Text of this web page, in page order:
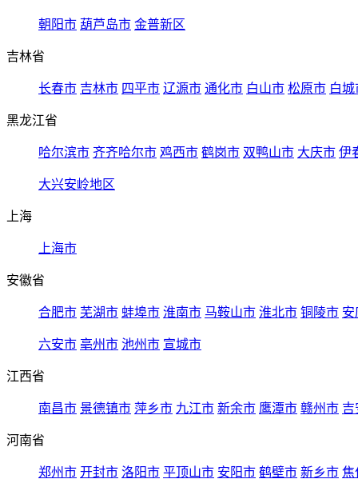
朝阳市 葫芦岛市 金普新区
吉林省
长春市 吉林市 四平市 辽源市 通化市 白山市 松原市 白城
黑龙江省
哈尔滨市 齐齐哈尔市 鸡西市 鹤岗市 双鸭山市 大庆市 伊
大兴安岭地区
上海
上海市
安徽省
合肥市 芜湖市 蚌埠市 淮南市 马鞍山市 淮北市 铜陵市 安
六安市 亳州市 池州市 宣城市
江西省
南昌市 景德镇市 萍乡市 九江市 新余市 鹰潭市 赣州市 吉
河南省
郑州市 开封市 洛阳市 平顶山市 安阳市 鹤壁市 新乡市 焦